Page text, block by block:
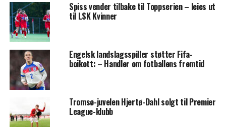
Spiss vender tilbake til Toppserien – leies ut
til LSK Kvinner
Engelsk landslagsspiller støtter Fifa-
boikott: – Handler om fotballens fremtid
Tromsø-juvelen Hjertø-Dahl solgt til Premier
League-klubb